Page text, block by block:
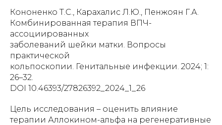
Кононенко Т.С., Карахалис Л.Ю., Пенжоян Г.А.
Комбинированная терапия ВПЧ-
ассоциированных
заболеваний шейки матки. Вопросы
практической
кольпоскопии. Генитальные инфекции. 2024; 1:
26–32.
DOI 10.46393/27826392_2024_1_26
Цель исследования – оценить влияние
терапии Аллокином-альфа на регенеративные